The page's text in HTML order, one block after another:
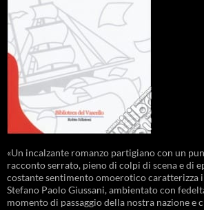
«Un incalzante romanzo partigiano con un
racconto serrato, pieno di colpi di scena e di
costante sentimento omoerotico caratterizza
Stefano Paolo Giussani, ambientato con
momento di passaggio della nostra nazione e